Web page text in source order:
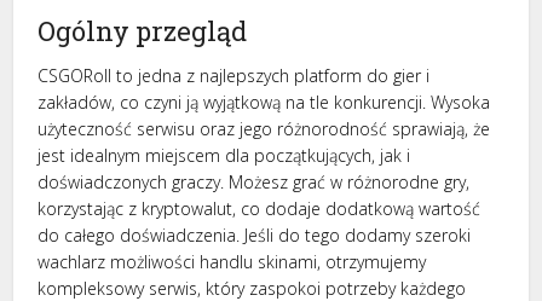
Ogólny przegląd
CSGORoll to jedna z najlepszych platform do gier i
zakładów, co czyni ją wyjątkową na tle konkurencji. Wysoka
użyteczność serwisu oraz jego różnorodność sprawiają, że
jest idealnym miejscem dla początkujących, jak i
doświadczonych graczy. Możesz grać w różnorodne gry,
korzystając z kryptowalut, co dodaje dodatkową wartość
do całego doświadczenia. Jeśli do tego dodamy szeroki
wachlarz możliwości handlu skinami, otrzymujemy
kompleksowy serwis, który zaspokoi potrzeby każdego